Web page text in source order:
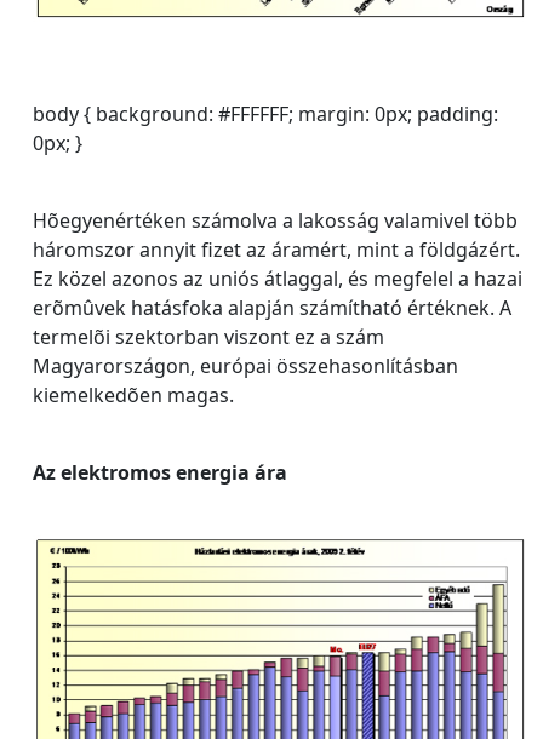
body { background: #FFFFFF; margin: 0px; padding:
0px; }
Hõegyenértéken számolva a lakosság valamivel több
háromszor annyit fizet az áramért, mint a földgázért.
Ez közel azonos az uniós átlaggal, és megfelel a hazai
erõmûvek hatásfoka alapján számítható értéknek. A
termelõi szektorban viszont ez a szám
Magyarországon, európai összehasonlításban
kiemelkedõen magas.
Az elektromos energia ára